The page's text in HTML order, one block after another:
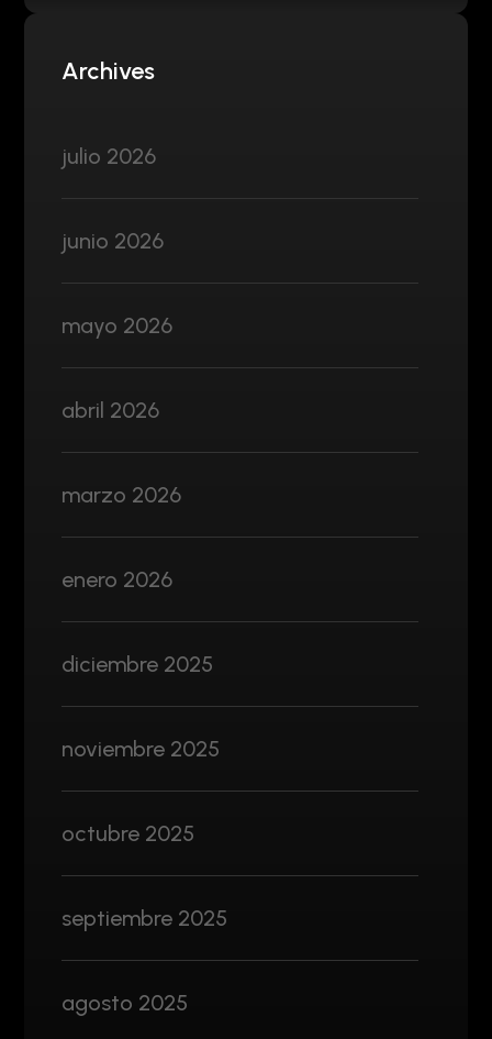
Archives
julio 2026
junio 2026
mayo 2026
abril 2026
marzo 2026
enero 2026
diciembre 2025
noviembre 2025
octubre 2025
septiembre 2025
agosto 2025